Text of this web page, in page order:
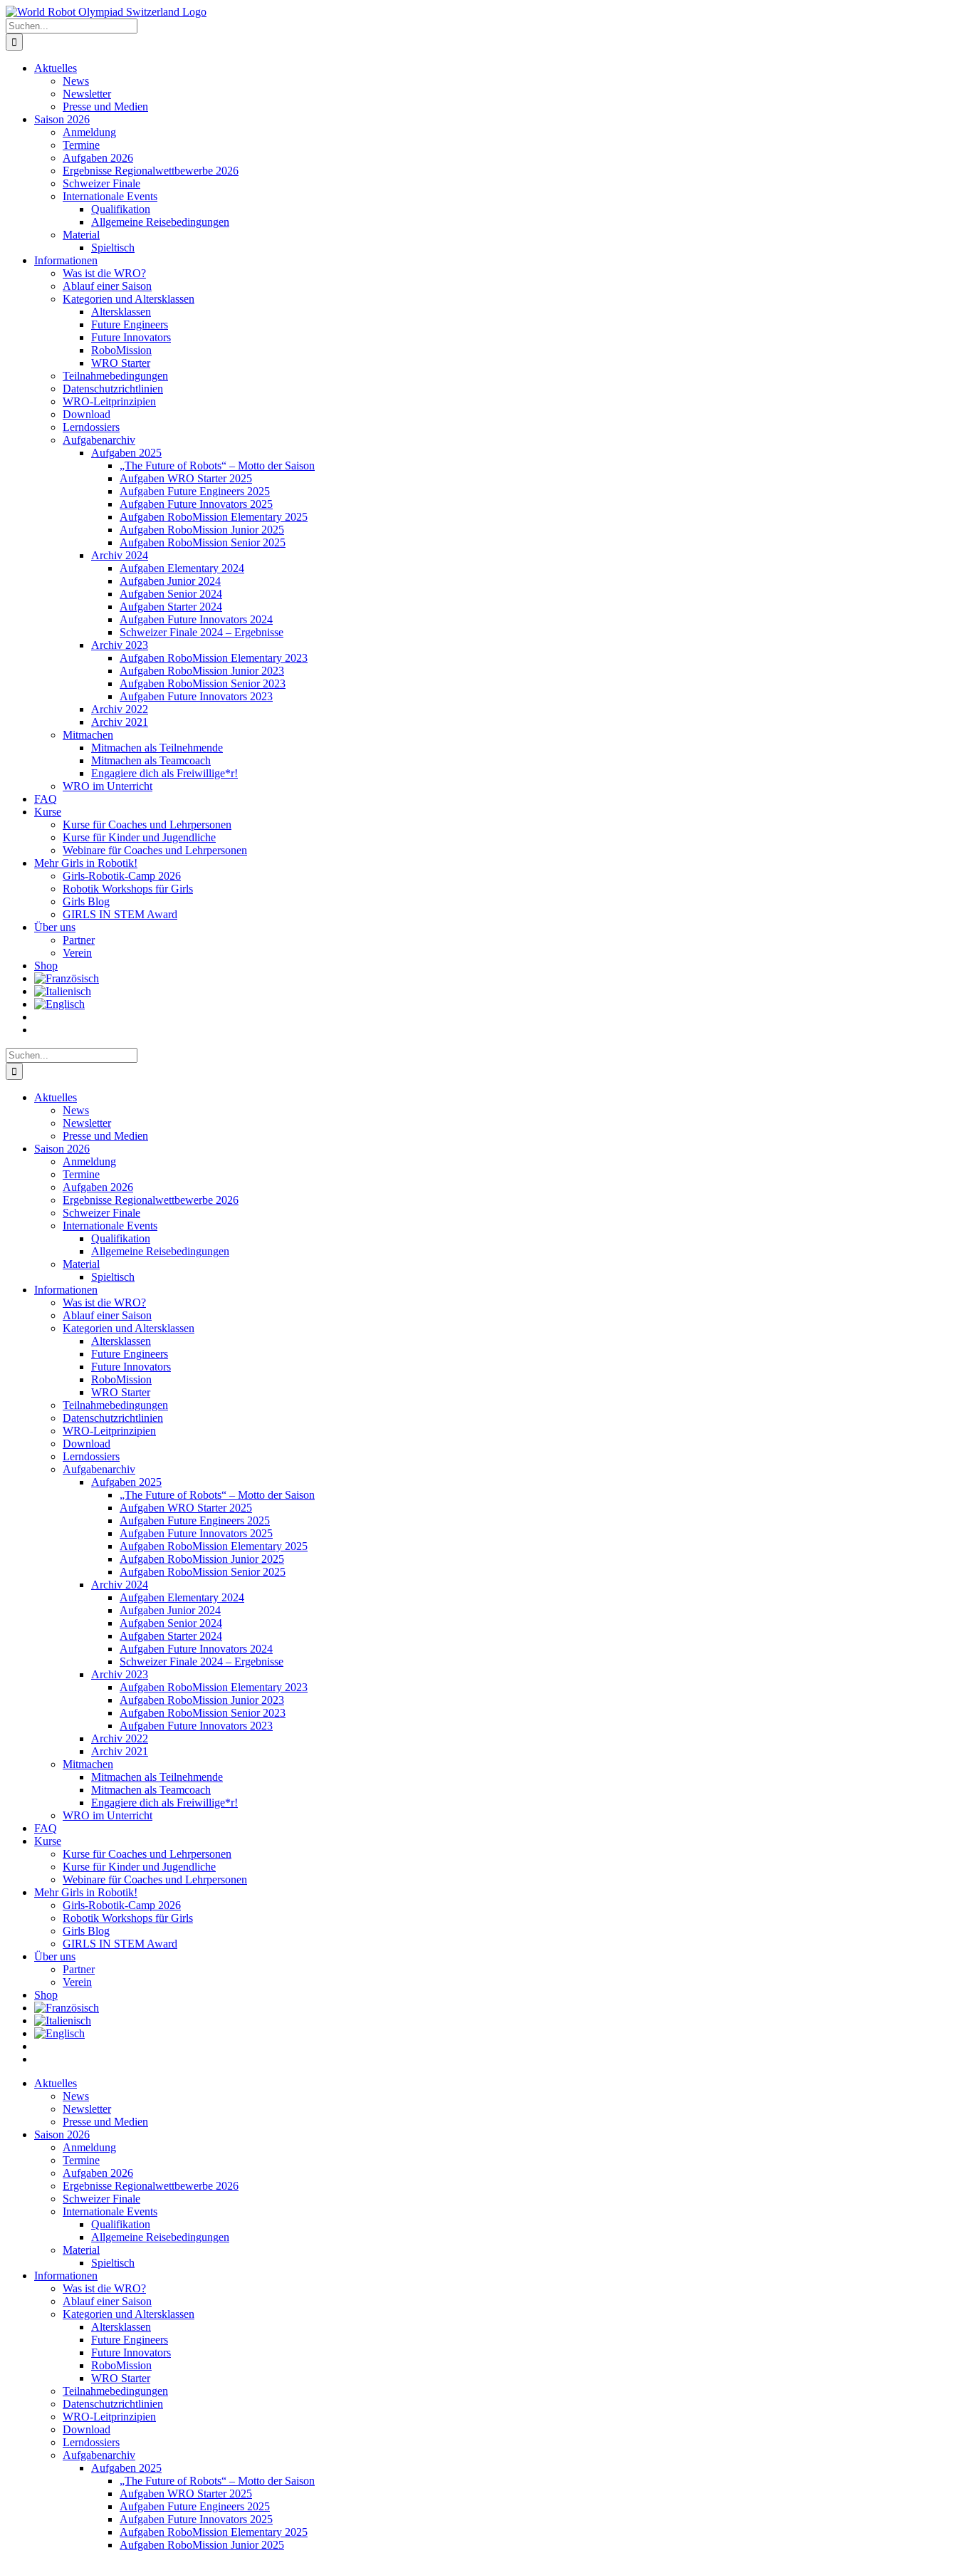
Zum
Inhalt
springen
Suche
nach:
Aktuelles
News
Newsletter
Presse und Medien
Saison 2026
Anmeldung
Termine
Aufgaben 2026
Ergebnisse Regionalwettbewerbe 2026
Schweizer Finale
Internationale Events
Qualifikation
Allgemeine Reisebedingungen
Material
Spieltisch
Informationen
Was ist die WRO?
Ablauf einer Saison
Kategorien und Altersklassen
Altersklassen
Future Engineers
Future Innovators
RoboMission
WRO Starter
Teilnahmebedingungen
Datenschutzrichtlinien
WRO-Leitprinzipien
Download
Lerndossiers
Aufgabenarchiv
Aufgaben 2025
„The Future of Robots“ – Motto der Saison
Aufgaben WRO Starter 2025
Aufgaben Future Engineers 2025
Aufgaben Future Innovators 2025
Aufgaben RoboMission Elementary 2025
Aufgaben RoboMission Junior 2025
Aufgaben RoboMission Senior 2025
Archiv 2024
Aufgaben Elementary 2024
Aufgaben Junior 2024
Aufgaben Senior 2024
Aufgaben Starter 2024
Aufgaben Future Innovators 2024
Schweizer Finale 2024 – Ergebnisse
Archiv 2023
Aufgaben RoboMission Elementary 2023
Aufgaben RoboMission Junior 2023
Aufgaben RoboMission Senior 2023
Aufgaben Future Innovators 2023
Archiv 2022
Archiv 2021
Mitmachen
Mitmachen als Teilnehmende
Mitmachen als Teamcoach
Engagiere dich als Freiwillige*r!
WRO im Unterricht
FAQ
Kurse
Kurse für Coaches und Lehrpersonen
Kurse für Kinder und Jugendliche
Webinare für Coaches und Lehrpersonen
Mehr Girls in Robotik!
Girls-Robotik-Camp 2026
Robotik Workshops für Girls
Girls Blog
GIRLS IN STEM Award
Über uns
Partner
Verein
Shop
Suche
nach:
Aktuelles
News
Newsletter
Presse und Medien
Saison 2026
Anmeldung
Termine
Aufgaben 2026
Ergebnisse Regionalwettbewerbe 2026
Schweizer Finale
Internationale Events
Qualifikation
Allgemeine Reisebedingungen
Material
Spieltisch
Informationen
Was ist die WRO?
Ablauf einer Saison
Kategorien und Altersklassen
Altersklassen
Future Engineers
Future Innovators
RoboMission
WRO Starter
Teilnahmebedingungen
Datenschutzrichtlinien
WRO-Leitprinzipien
Download
Lerndossiers
Aufgabenarchiv
Aufgaben 2025
„The Future of Robots“ – Motto der Saison
Aufgaben WRO Starter 2025
Aufgaben Future Engineers 2025
Aufgaben Future Innovators 2025
Aufgaben RoboMission Elementary 2025
Aufgaben RoboMission Junior 2025
Aufgaben RoboMission Senior 2025
Archiv 2024
Aufgaben Elementary 2024
Aufgaben Junior 2024
Aufgaben Senior 2024
Aufgaben Starter 2024
Aufgaben Future Innovators 2024
Schweizer Finale 2024 – Ergebnisse
Archiv 2023
Aufgaben RoboMission Elementary 2023
Aufgaben RoboMission Junior 2023
Aufgaben RoboMission Senior 2023
Aufgaben Future Innovators 2023
Archiv 2022
Archiv 2021
Mitmachen
Mitmachen als Teilnehmende
Mitmachen als Teamcoach
Engagiere dich als Freiwillige*r!
WRO im Unterricht
FAQ
Kurse
Kurse für Coaches und Lehrpersonen
Kurse für Kinder und Jugendliche
Webinare für Coaches und Lehrpersonen
Mehr Girls in Robotik!
Girls-Robotik-Camp 2026
Robotik Workshops für Girls
Girls Blog
GIRLS IN STEM Award
Über uns
Partner
Verein
Shop
Aktuelles
News
Newsletter
Presse und Medien
Saison 2026
Anmeldung
Termine
Aufgaben 2026
Ergebnisse Regionalwettbewerbe 2026
Schweizer Finale
Internationale Events
Qualifikation
Allgemeine Reisebedingungen
Material
Spieltisch
Informationen
Was ist die WRO?
Ablauf einer Saison
Kategorien und Altersklassen
Altersklassen
Future Engineers
Future Innovators
RoboMission
WRO Starter
Teilnahmebedingungen
Datenschutzrichtlinien
WRO-Leitprinzipien
Download
Lerndossiers
Aufgabenarchiv
Aufgaben 2025
„The Future of Robots“ – Motto der Saison
Aufgaben WRO Starter 2025
Aufgaben Future Engineers 2025
Aufgaben Future Innovators 2025
Aufgaben RoboMission Elementary 2025
Aufgaben RoboMission Junior 2025